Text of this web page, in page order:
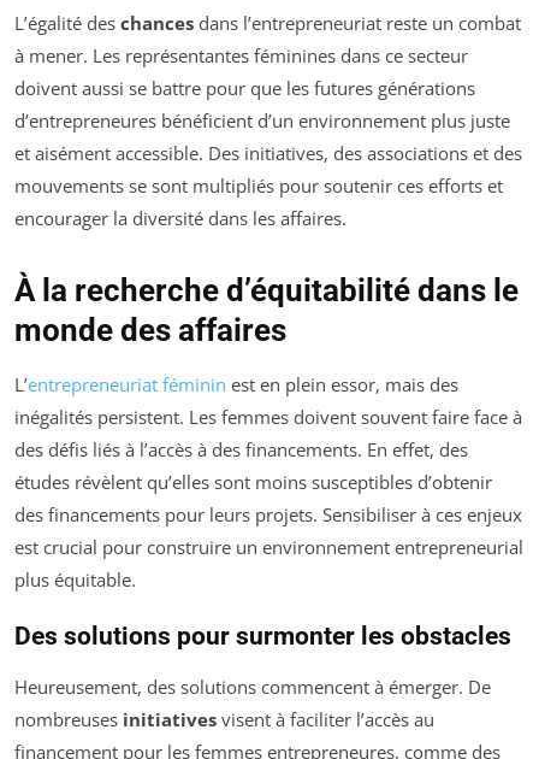
L’égalité des chances dans l’entrepreneuriat reste un combat
à mener. Les représentantes féminines dans ce secteur
doivent aussi se battre pour que les futures générations
d’entrepreneures bénéficient d’un environnement plus juste
et aisément accessible. Des initiatives, des associations et des
mouvements se sont multipliés pour soutenir ces efforts et
encourager la diversité dans les affaires.
À la recherche d’équitabilité dans le
monde des affaires
L’entrepreneuriat féminin est en plein essor, mais des
inégalités persistent. Les femmes doivent souvent faire face à
des défis liés à l’accès à des financements. En effet, des
études révèlent qu’elles sont moins susceptibles d’obtenir
des financements pour leurs projets. Sensibiliser à ces enjeux
est crucial pour construire un environnement entrepreneurial
plus équitable.
Des solutions pour surmonter les obstacles
Heureusement, des solutions commencent à émerger. De
nombreuses initiatives visent à faciliter l’accès au
financement pour les femmes entrepreneures, comme des